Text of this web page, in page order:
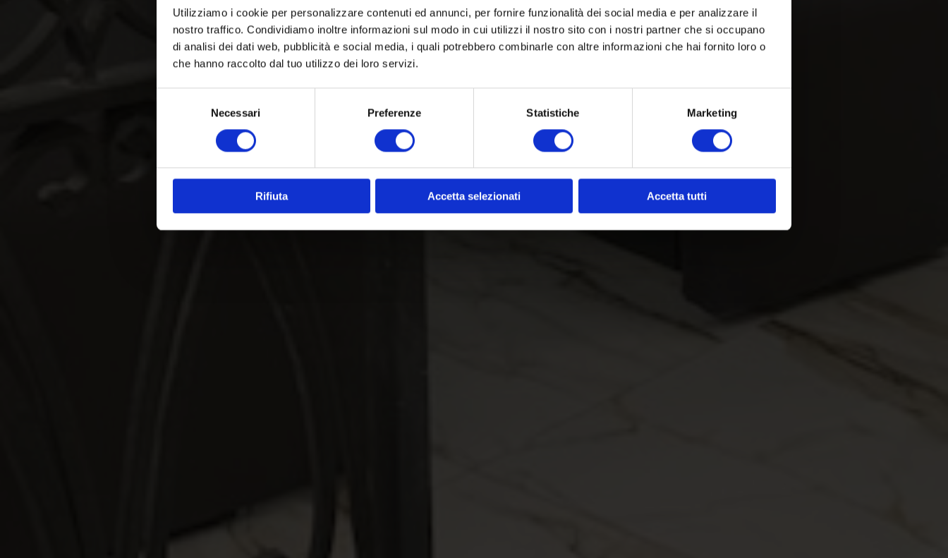
Utilizziamo i cookie per personalizzare contenuti ed annunci, per fornire funzionalità dei social media e per analizzare il
nostro traffico. Condividiamo inoltre informazioni sul modo in cui utilizzi il nostro sito con i nostri partner che si occupano
di analisi dei dati web, pubblicità e social media, i quali potrebbero combinarle con altre informazioni che hai fornito loro o
che hanno raccolto dal tuo utilizzo dei loro servizi.
Necessari Preferenze Statistiche Marketing
Rifiuta Accetta selezionati Accetta tutti